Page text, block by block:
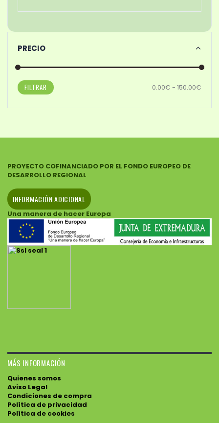
PRECIO
FILTRAR 0.00€ - 150.00€
PROYECTO COFINANCIADO POR EL FONDO EUROPEO DE
DESARROLLO REGIONAL
INFORMACIÓN ADICIONAL
Una manera de hacer Europa
MÁS INFORMACIÓN
Quienes somos
Aviso Legal
Condiciones de compra
Política de privacidad
Política de cookies